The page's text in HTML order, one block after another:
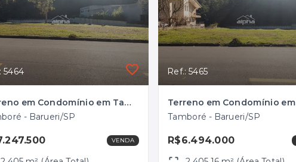
5464
Terreno em Condomínio em Tamboré, Barueri/SP
- Barueri/SP
VENDA
Ref.: 5465
Tamboré - Barueri/SP
R$6.494.000